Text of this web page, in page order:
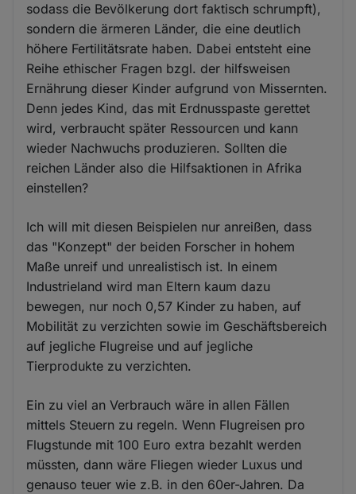
sodass die Bevölkerung dort faktisch schrumpft),
sondern die ärmeren Länder, die eine deutlich
höhere Fertilitätsrate haben. Dabei entsteht eine
Reihe ethischer Fragen bzgl. der hilfsweisen
Ernährung dieser Kinder aufgrund von Missernten.
Denn jedes Kind, das mit Erdnusspaste gerettet
wird, verbraucht später Ressourcen und kann
wieder Nachwuchs produzieren. Sollten die
reichen Länder also die Hilfsaktionen in Afrika
einstellen?
Ich will mit diesen Beispielen nur anreißen, dass
das "Konzept" der beiden Forscher in hohem
Maße unreif und unrealistisch ist. In einem
Industrieland wird man Eltern kaum dazu
bewegen, nur noch 0,57 Kinder zu haben, auf
Mobilität zu verzichten sowie im Geschäftsbereich
auf jegliche Flugreise und auf jegliche
Tierprodukte zu verzichten.
Ein zu viel an Verbrauch wäre in allen Fällen
mittels Steuern zu regeln. Wenn Flugreisen pro
Flugstunde mit 100 Euro extra bezahlt werden
müssten, dann wäre Fliegen wieder Luxus und
genauso teuer wie z.B. in den 60er-Jahren. Da